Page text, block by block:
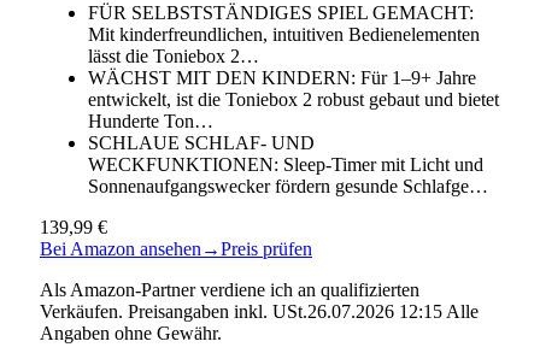
FÜR SELBSTSTÄNDIGES SPIEL GEMACHT:
Mit kinderfreundlichen, intuitiven Bedienelementen
lässt die Toniebox 2…
WÄCHST MIT DEN KINDERN: Für 1–9+ Jahre
entwickelt, ist die Toniebox 2 robust gebaut und bietet
Hunderte Ton…
SCHLAUE SCHLAF- UND
WECKFUNKTIONEN: Sleep-Timer mit Licht und
Sonnenaufgangswecker fördern gesunde Schlafge…
139,99 €
Bei Amazon ansehen →Preis prüfen
Als Amazon-Partner verdiene ich an qualifizierten
Verkäufen. Preisangaben inkl. USt.26.07.2026 12:15 Alle
Angaben ohne Gewähr.